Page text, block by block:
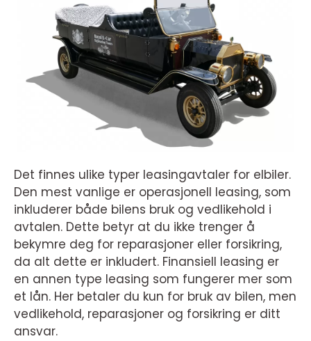
Det finnes ulike typer leasingavtaler for elbiler.
Den mest vanlige er operasjonell leasing, som
inkluderer både bilens bruk og vedlikehold i
avtalen. Dette betyr at du ikke trenger å
bekymre deg for reparasjoner eller forsikring,
da alt dette er inkludert. Finansiell leasing er
en annen type leasing som fungerer mer som
et lån. Her betaler du kun for bruk av bilen, men
vedlikehold, reparasjoner og forsikring er ditt
ansvar.